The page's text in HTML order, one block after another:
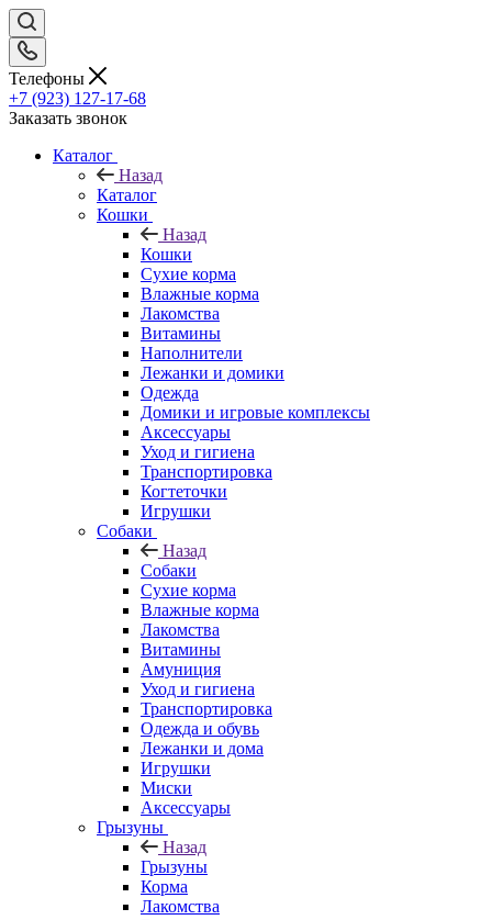
Телефоны
+7 (923) 127-17-68
Заказать звонок
Каталог
Назад
Каталог
Кошки
Назад
Кошки
Сухие корма
Влажные корма
Лакомства
Витамины
Наполнители
Лежанки и домики
Одежда
Домики и игровые комплексы
Аксессуары
Уход и гигиена
Транспортировка
Когтеточки
Игрушки
Собаки
Назад
Собаки
Сухие корма
Влажные корма
Лакомства
Витамины
Амуниция
Уход и гигиена
Транспортировка
Одежда и обувь
Лежанки и дома
Игрушки
Миски
Аксессуары
Грызуны
Назад
Грызуны
Корма
Лакомства